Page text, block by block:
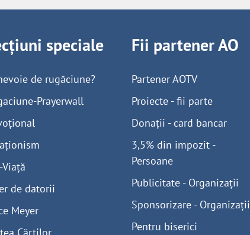
speciale
de rugăciune?
Prayerwall
Viață
de datorii
Meyer
Fii partener AO
Partener AOTV
Proiecte - fii parte
Donații - card bancar
3,5% din impozit -
Persoane
Publicitate - Organizații
Sponsorizare - Organizații
Pentru biserici